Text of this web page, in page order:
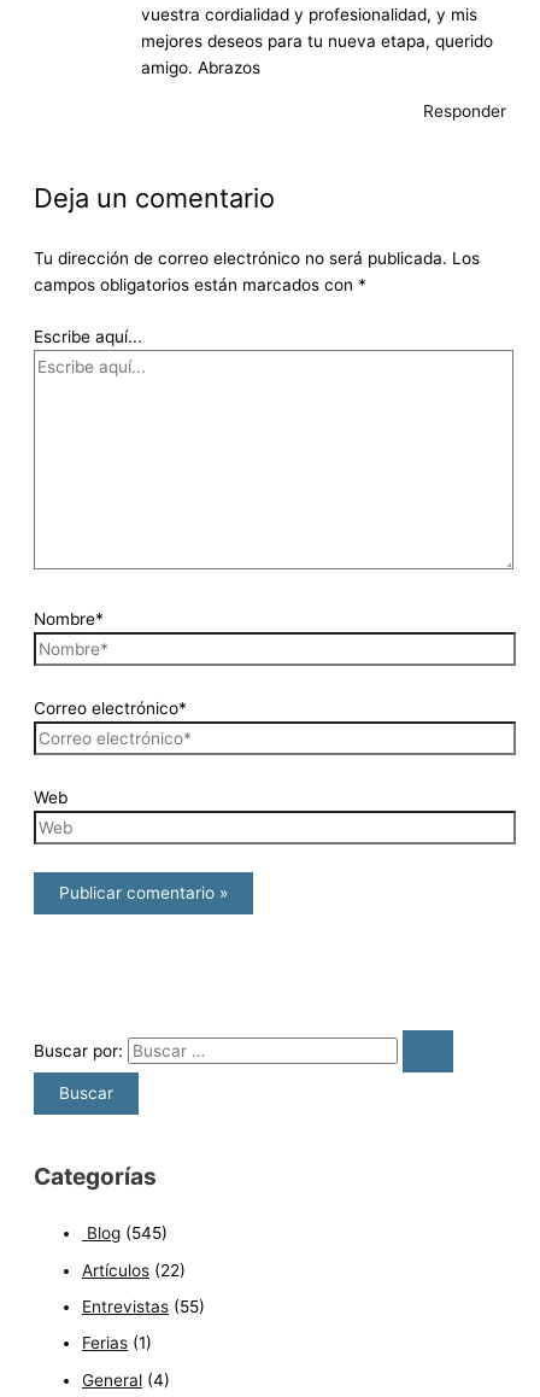
vuestra cordialidad y profesionalidad, y mis
mejores deseos para tu nueva etapa, querido
amigo. Abrazos
Responder
Deja un comentario
Tu dirección de correo electrónico no será publicada. Los
campos obligatorios están marcados con *
Escribe aquí...
Nombre*
Correo electrónico*
Web
Buscar por:
Categorías
Blog (545)
Artículos (22)
Entrevistas (55)
Ferias (1)
General (4)